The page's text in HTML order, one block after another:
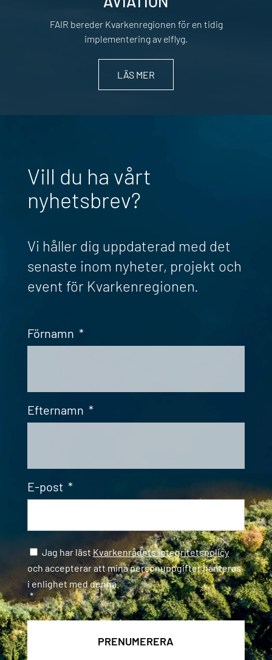
FAIR bereder Kvarkenregionen för en tidig
implementering av elflyg.
LÄS MER
Vill du ha vårt
nyhetsbrev?
Vi håller dig uppdaterad med det
senaste inom nyheter, projekt och
event för Kvarkenregionen.
Förnamn *
Efternamn *
E-post *
Samtycke *
Jag har läst Kvarkenrådets integritetspolicy
och accepterar att mina personuppgifter hanteras
i enlighet med denna.
*